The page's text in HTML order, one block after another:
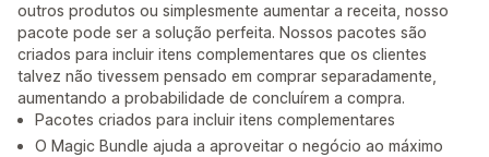
outros produtos ou simplesmente aumentar a receita, nosso
pacote pode ser a solução perfeita. Nossos pacotes são
criados para incluir itens complementares que os clientes
talvez não tivessem pensado em comprar separadamente,
aumentando a probabilidade de concluírem a compra.
Pacotes criados para incluir itens complementares
O Magic Bundle ajuda a aproveitar o negócio ao máximo